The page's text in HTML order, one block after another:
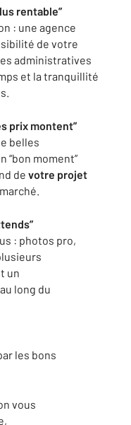
rentable”
: une agence
de votre
administratives
et la tranquillité
prix montent”
belles
“bon moment”
de votre projet
: photos pro,
un
long du
les bons
vous